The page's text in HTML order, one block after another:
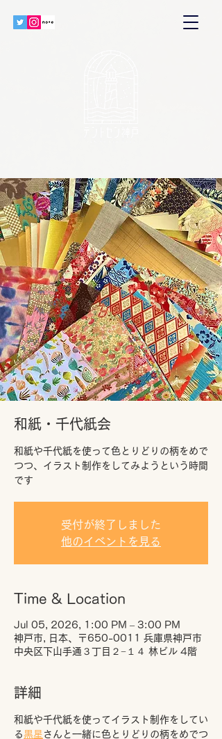
和紙・千代紙会
和紙や千代紙を使って色とりどりの柄をめで
つつ、イラスト制作をしてみようという時間
です
受付が終了しました
他のイベントを見る
Time & Location
Jul 05, 2026, 1:00 PM – 3:00 PM
神戸市, 日本、〒650-0011 兵庫県神戸市
中央区下山手通３丁目２−１４ 林ビル 4階
詳細
和紙や千代紙を使ってイラスト制作をしてい
る黒星 さんと一緒に色とりどりの柄をめでつ